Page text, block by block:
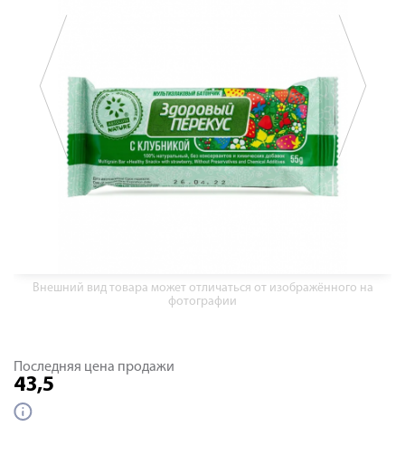
Внешний вид товара может отличаться от изображённого на
фотографии
Последняя цена продажи
43,5